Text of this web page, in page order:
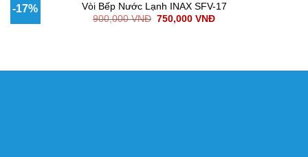
-17%
Vòi Bếp Nước Lạnh INAX SFV-17
900,000VNĐ 750,000VNĐ